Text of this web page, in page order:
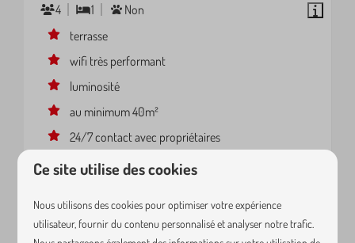
4
1
Non
terrasse
wifi très performant
luminosité
au minimum 40m²
24/7 contact avec propriétaires
Ce site utilise des cookies
Nous utilisons des cookies pour optimiser votre expérience
utilisateur, fournir du contenu personnalisé et analyser notre trafic.